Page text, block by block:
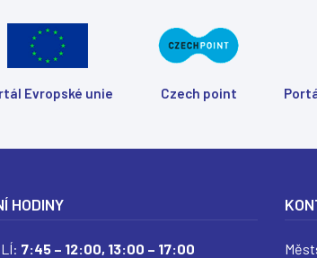
Evropské unie Czech point
HODINY
7:45 – 12:00, 13:00 – 17:00